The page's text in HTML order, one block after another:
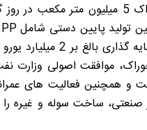
را با ظرفیت خوراک 5 میلیون متر مکعب در
PP
یا ظرفیت 50 هزار تُن در سال را با حجم سرمایه گذاری بالغ بر 2
کلیه مجوزهای لازم اعم از 90 هکتار زمین، مجوز خوراک، موافقت اصولی
است و همچنین فعالیت های
ساخت سوله و غیره را